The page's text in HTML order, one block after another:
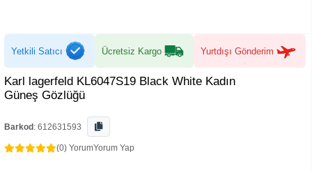
Yetkili Satıcı Ücretsiz Kargo Yurtdışı Gönderim
Karl lagerfeld KL6047S19 Black White Kadın
Güneş Gözlüğü
Barkod : 612631593
(0) YorumYorum Yap